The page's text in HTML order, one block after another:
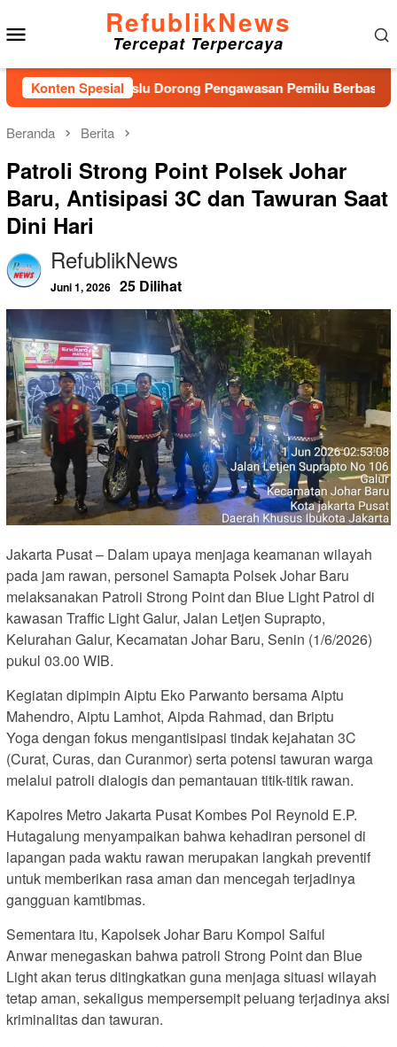
ke
konten
RefublikNews
Tercepat Terpercaya
Konten Spesial
Bawaslu Dorong Pengawasan Pemilu Berbasis
Beranda Berita
Patroli Strong Point Polsek Johar
Baru, Antisipasi 3C dan Tawuran Saat
Dini Hari
RefublikNews
Juni 1, 2026 25 Dilihat
Jakarta Pusat – Dalam upaya menjaga keamanan wilayah
pada jam rawan, personel Samapta Polsek Johar Baru
melaksanakan Patroli Strong Point dan Blue Light Patrol di
kawasan Traffic Light Galur, Jalan Letjen Suprapto,
Kelurahan Galur, Kecamatan Johar Baru, Senin (1/6/2026)
pukul 03.00 WIB.
Kegiatan dipimpin Aiptu Eko Parwanto bersama Aiptu
Mahendro, Aiptu Lamhot, Aipda Rahmad, dan Briptu
Yoga dengan fokus mengantisipasi tindak kejahatan 3C
(Curat, Curas, dan Curanmor) serta potensi tawuran warga
melalui patroli dialogis dan pemantauan titik-titik rawan.
Kapolres Metro Jakarta Pusat Kombes Pol Reynold E.P.
Hutagalung menyampaikan bahwa kehadiran personel di
lapangan pada waktu rawan merupakan langkah preventif
untuk memberikan rasa aman dan mencegah terjadinya
gangguan kamtibmas.
Sementara itu, Kapolsek Johar Baru Kompol Saiful
Anwar menegaskan bahwa patroli Strong Point dan Blue
Light akan terus ditingkatkan guna menjaga situasi wilayah
tetap aman, sekaligus mempersempit peluang terjadinya aksi
kriminalitas dan tawuran.